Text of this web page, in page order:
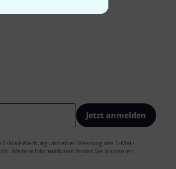
Jetzt anmelden
Mail-Werbung und einer Messung des E-Mail-
Weitere Informationen finden Sie in unseren